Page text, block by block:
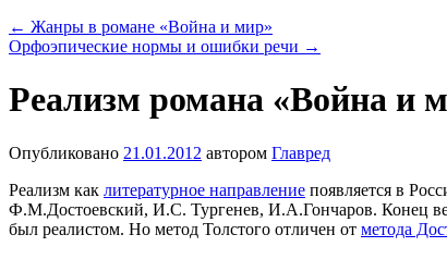
← Жанры в романе «Война и мир»
Орфоэпические нормы и ошибки речи →
Реализм романа «Война и
Опубликовано 21.01.2012 автором Главред
Реализм как литературное направление появляется в
Ф.М.Достоевский, И.С. Тургенев, И.А.Гончаров. Конец
был реалистом. Но метод Толстого отличен от метода